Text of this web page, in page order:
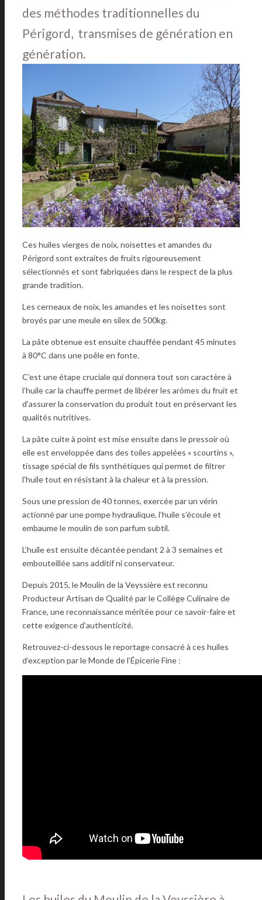
des méthodes traditionnelles du
Périgord, transmises de génération en
génération.
Ces huiles vierges de noix, noisettes et amandes du
Périgord sont extraites de fruits rigoureusement
sélectionnés et sont fabriquées dans le respect de la plus
grande tradition.
Les cerneaux de noix, les amandes et les noisettes sont
broyés par une meule en silex de 500kg.
La pâte obtenue est ensuite chauffée pendant 45 minutes
à 80°C dans une poêle en fonte.
C’est une étape cruciale qui donnera tout son caractère à
l’huile car la chauffe permet de libérer les arômes du fruit et
d’assurer la conservation du produit tout en préservant les
qualités nutritives.
La pâte cuite à point est mise ensuite dans le pressoir où
elle est enveloppée dans des toiles appelées « scourtins »,
tissage spécial de fils synthétiques qui permet de filtrer
l’huile tout en résistant à la chaleur et à la pression.
Sous une pression de 40 tonnes, exercée par un vérin
actionné par une pompe hydraulique, l’huile s’écoule et
embaume le moulin de son parfum subtil.
L’huile est ensuite décantée pendant 2 à 3 semaines et
embouteillée sans additif ni conservateur.
Depuis 2015, le Moulin de la Veyssière est reconnu
Producteur Artisan de Qualité par le Collège Culinaire de
France, une reconnaissance méritée pour ce savoir-faire et
cette exigence d’authenticité.
Retrouvez-ci-dessous le reportage consacré à ces huiles
d’exception par le Monde de l’Épicerie Fine :